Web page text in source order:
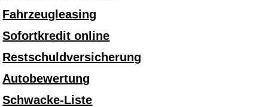
Fahrzeugleasing
Sofortkredit online
Restschuldversicherung
Autobewertung
Schwacke-Liste